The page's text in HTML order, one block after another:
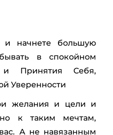
и начнете большую
в спокойном
Принятия Себя,
Уверенности
желания и цели и
к таким мечтам,
А не навязанным